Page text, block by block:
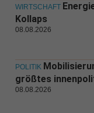
WIRTSCHAFT
Kollaps
08.08.2026
POLITIK
größtes
08.08.2026